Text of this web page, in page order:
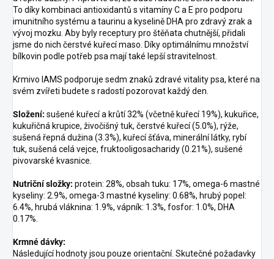
To díky kombinaci antioxidantů s vitamíny C a E pro podporu
imunitního systému a taurinu a kyselině DHA pro zdravý zrak a
vývoj mozku. Aby byly receptury pro štěňata chutnější, přidali
jsme do nich čerstvé kuřecí maso. Díky optimálnímu množství
bílkovin podle potřeb psa mají také lepší stravitelnost.
Krmivo IAMS podporuje sedm znaků zdravé vitality psa, které na
svém zvířeti budete s radostí pozorovat každý den.
Složení: sušené kuřecí a krůtí 32% (včetně kuřecí 19%), kukuřice,
kukuřičná krupice, živočišný tuk, čerstvé kuřecí (5.0%), rýže,
sušená řepná dužina (3.3%), kuřecí šťáva, minerální látky, rybí
tuk, sušená celá vejce, fruktooligosacharidy (0.21%), sušené
pivovarské kvasnice.
Nutriční složky: protein: 28%, obsah tuku: 17%, omega-6 mastné
kyseliny: 2.9%, omega-3 mastné kyseliny: 0.68%, hrubý popel:
6.4%, hrubá vláknina: 1.9%, vápník: 1.3%, fosfor: 1.0%, DHA
0.17%.
Krmné dávky:
Následující hodnoty jsou pouze orientační. Skutečné požadavky